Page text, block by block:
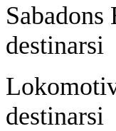
destinarsi
destinarsi